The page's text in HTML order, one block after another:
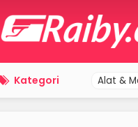
Kategori Alat &